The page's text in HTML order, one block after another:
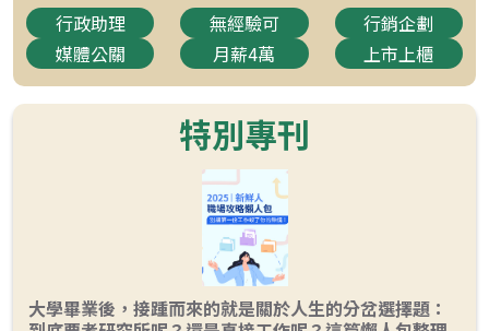
行政助理 無經驗可
行銷企劃
媒體公關
月薪4萬 上市上櫃
特別專刊
大學畢業後，接踵而來的就是關於人生的分岔選擇題：